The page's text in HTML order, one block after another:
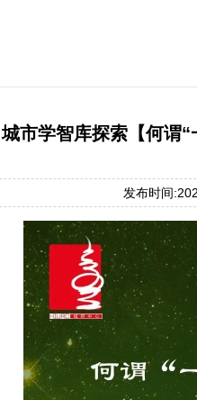
城市学智库探索【何谓“
发布时间